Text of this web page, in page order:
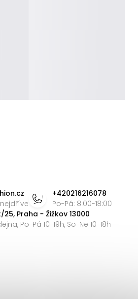
+420216216078
Po-Pá: 8:00-18:00
Praha - Žižkov 13000
Po-Pá 10-19h, So-Ne 10-18h